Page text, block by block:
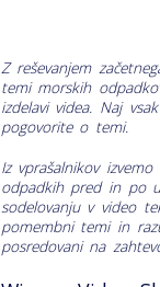
Z reševanjem
temi morskih
izdelavi videa. Naj
pogovorite o temi.
Iz vprašalnikov
odpadkih pred in po
sodelovanju v video
pomembni temi in
posredovani na